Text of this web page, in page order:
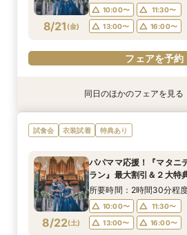
フェアを予約
フェアを予約
フェアを予約
フェアを予約
8/21 (金)
10:00〜
11:30〜
13:00〜
16:00〜
フェアを予約
衣装試着 特典あり
8/21(金)
【ドレス重視オススメ◎
OFF*来館特典×無料試食付
10:00〜
11:30〜
13:00〜
16:00〜
フェアを予約
特典あり
8/21(金)
【少人数婚応援】来館で
トGET！特典・試食フェア
10:00〜
11:30〜
13:00〜
16:00〜
フェアを予約
衣装試着 特典あり
8/21(金)
卒花オススメ◎英国伝統
150万円割引×来館特典ギ
10:00〜
11:30〜
13:00〜
16:00〜
フェアを予約
衣装試着 特典あり
8/21(金)
【ペット婚人気NO.1】愛
出×豪華試食フェア*最大
10:00〜
11:30〜
13:00〜
16:00〜
フェアを予約
同日のほかのフェアを見る
試食会 衣装試着 特典あり
8/22(土)
パパママ応援！『マタニ
ラン』最大割引＆２大特
所要時間：2時間30分程
10:00〜
11:30〜
13:00〜
16:00〜